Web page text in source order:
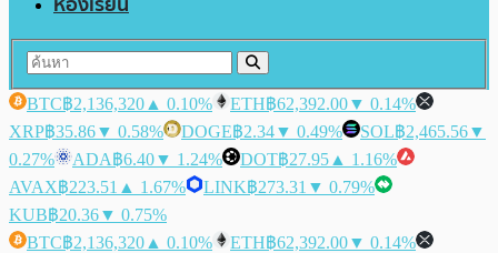
BTC฿2,136,320 ▲ 0.10% ETH฿62,392.00▼ 0.14%
XRP฿35.86▼ 0.58% DOGE฿2.34▼ 0.49% SOL฿2,465.56▼
0.27%
ADA฿6.40▼ 1.24% DOT฿27.95 ▲ 1.16%
AVAX฿223.51 ▲ 1.67% LINK฿273.31 ▼ 0.79%
KUB฿20.36▼ 0.75%
BTC฿2,136,320 ▲ 0.10% ETH฿62,392.00▼ 0.14%